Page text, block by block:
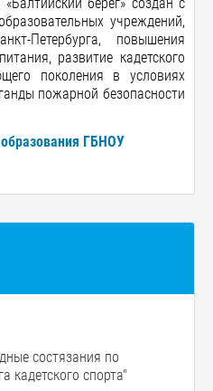
учреждений,
Петербурга, повышения
развитие кадетского
поколения в условиях
пожарной безопасности
ГБНОУ
состязания по
кадетского спорта"